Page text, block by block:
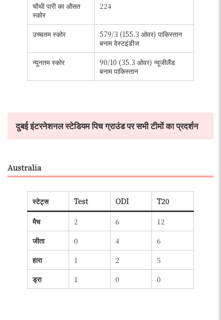
चौथी पारी का औसत
स्कोर
224
उच्चतम स्कोर
579/3 (155.3 ओवर) पाकिस्तान
बनाम वेस्टइंडीज
न्यूनतम स्कोर
90/10 (35.3 ओवर) न्यूजीलैंड
बनाम पाकिस्तान
दुबई इंटरनेशनल स्टेडियम पिच ग्राउंड पर सभी टीमों का प्रदर्शन
Australia
स्टेट्स Test ODI T20
मैच 2 6
12
जीता
0 4
6
हारा
1 2
5
ड्रा
1 0 0